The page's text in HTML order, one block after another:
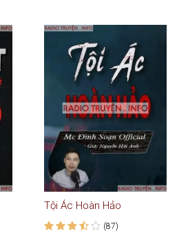
Tội Ác Hoàn Hảo
(87)